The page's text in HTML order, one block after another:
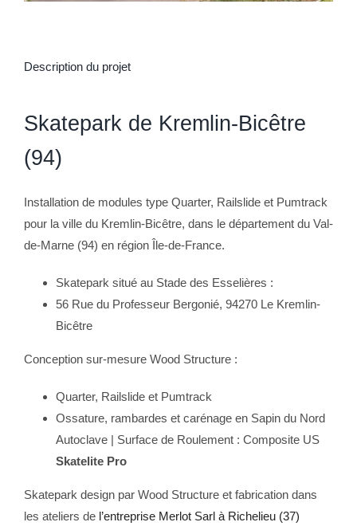
Description du projet
Skatepark de Kremlin-Bicêtre
(94)
Installation de modules type Quarter, Railslide et Pumtrack
pour la ville du Kremlin-Bicêtre, dans le département du Val-
de-Marne (94) en région Île-de-France.
Skatepark situé au Stade des Esselières :
56 Rue du Professeur Bergonié, 94270 Le Kremlin-
Bicêtre
Conception sur-mesure Wood Structure :
Quarter, Railslide et Pumtrack
Ossature, rambardes et carénage en Sapin du Nord
Autoclave | Surface de Roulement : Composite US
Skatelite Pro
Skatepark design par Wood Structure et fabrication dans
les ateliers de l’entreprise Merlot Sarl à Richelieu (37)